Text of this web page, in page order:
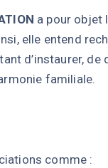
a pour objet
elle entend
d’instaurer, de
familiale.
comme :